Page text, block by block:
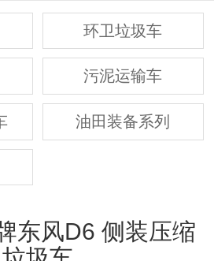
环卫垃圾车
污泥运输车
油田装备系列
东风D6 侧装压缩